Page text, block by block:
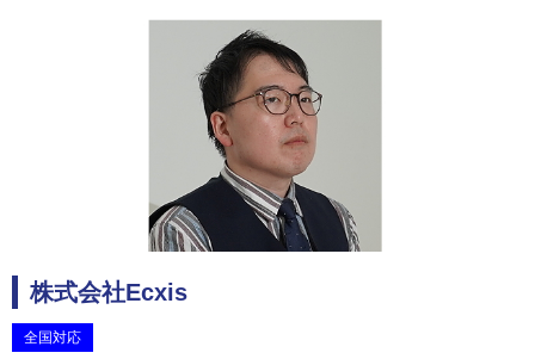
株式会社Ecxis
全国対応